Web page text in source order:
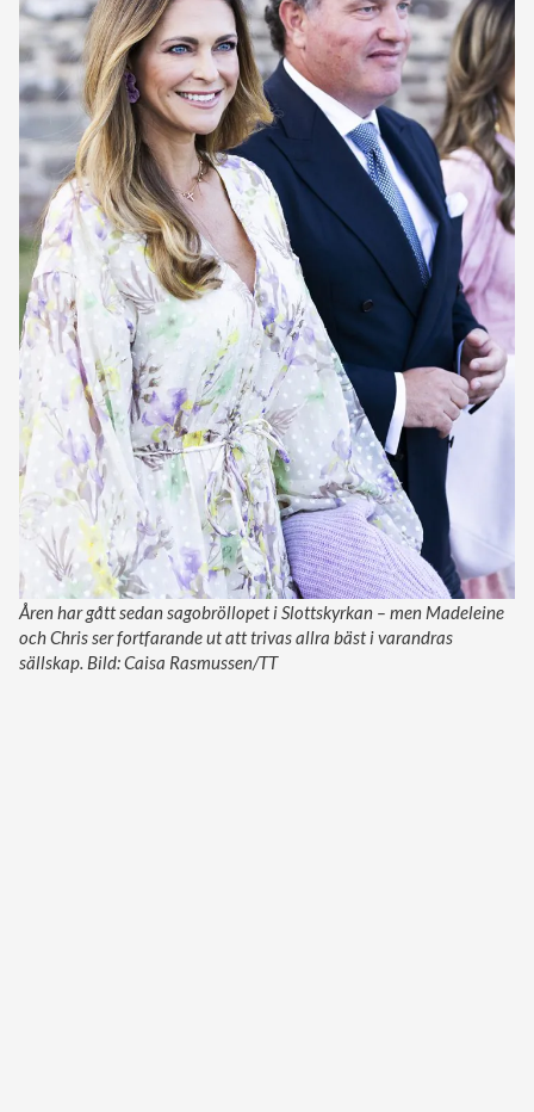
Åren har gått sedan sagobröllopet i Slottskyrkan – men Madeleine
och Chris ser fortfarande ut att trivas allra bäst i varandras
sällskap. Bild: Caisa Rasmussen/TT